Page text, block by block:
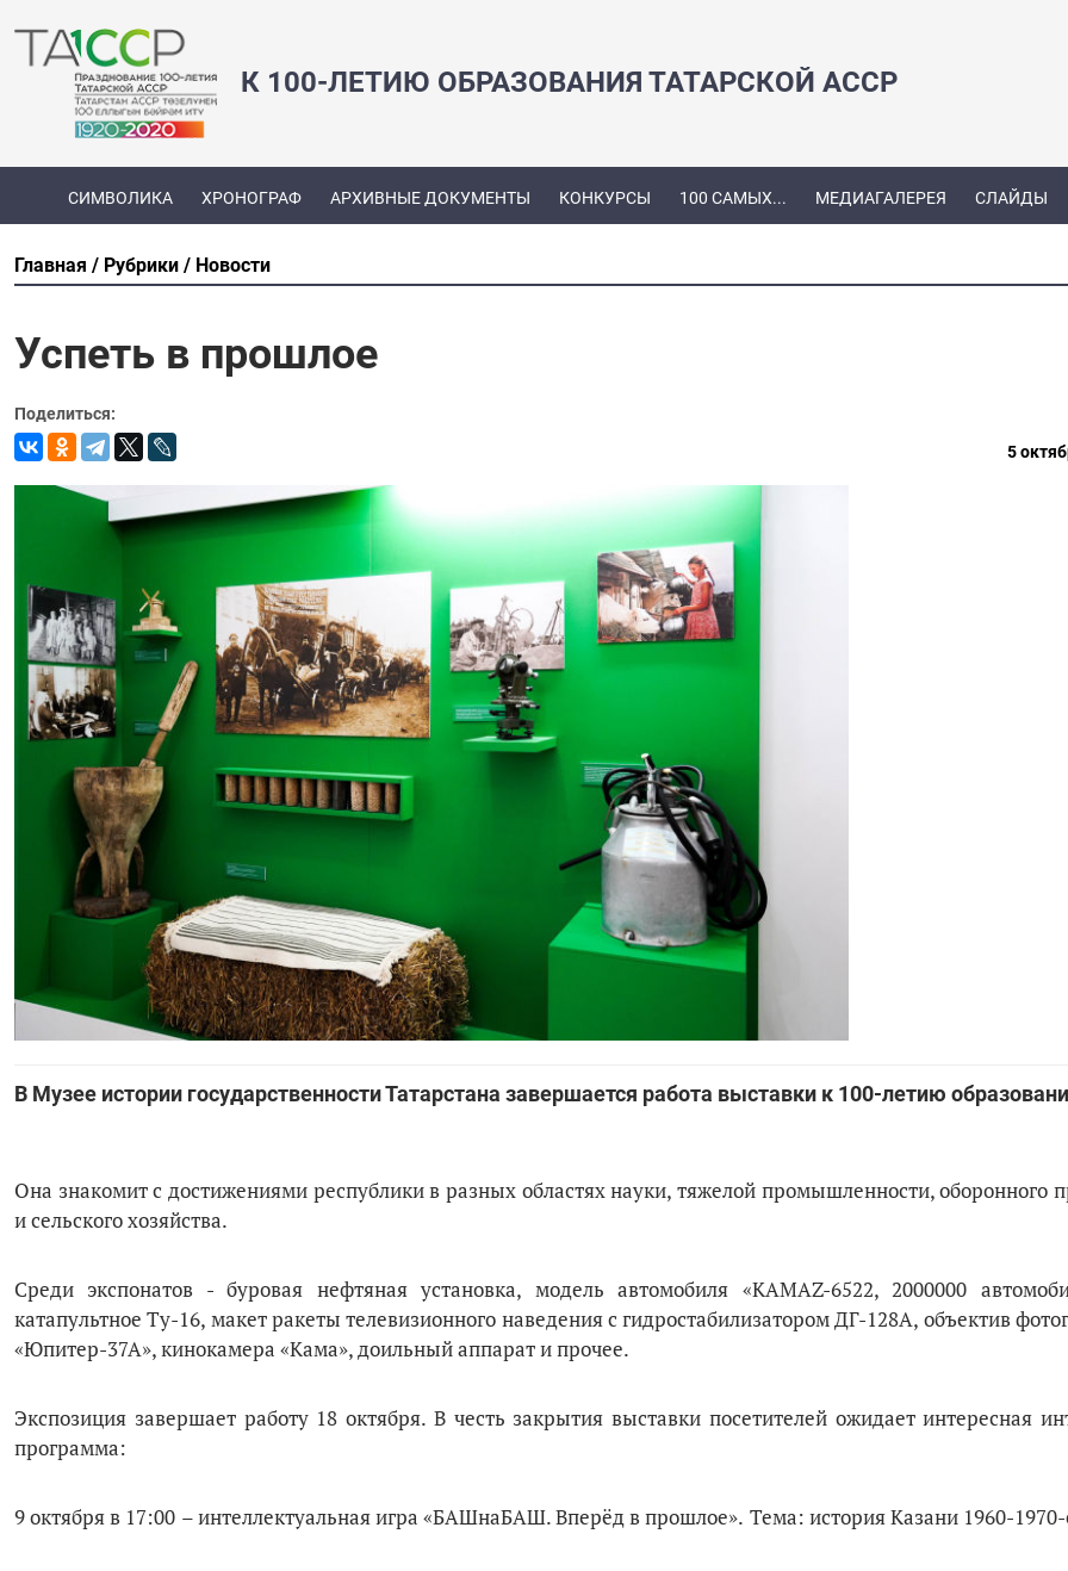
К 100-ЛЕТИЮ ОБРАЗОВАНИЯ ТАТАРСКОЙ АССР
СИМВОЛИКА ХРОНОГРАФ АРХИВНЫЕ ДОКУМЕНТЫ КОНКУРСЫ 100 САМЫХ... МЕДИАГАЛЕРЕЯ СЛАЙДЫ
Главная Рубрики Новости
Успеть в прошлое
Поделиться:
5
В Музее истории государственности Татарстана завершается работа выставки к 100-летию
Она знакомит с достижениями республики в разных областях науки, тяжелой промышленности, оборонного
и сельского хозяйства.
Среди экспонатов - буровая нефтяная установка, модель автомобиля «KAMAZ-6522, 2000000
катапультное Ту-16, макет ракеты телевизионного наведения с гидростабилизатором ДГ-128А, объектив
«Юпитер-37А», кинокамера «Кама», доильный аппарат и прочее.
Экспозиция завершает работу 18 октября. В честь закрытия выставки посетителей ожидает интересная
программа:
9 октября в 17:00 – интеллектуальная игра «БАШнаБАШ. Вперёд в прошлое». Тема: история Казани 1960-1970-